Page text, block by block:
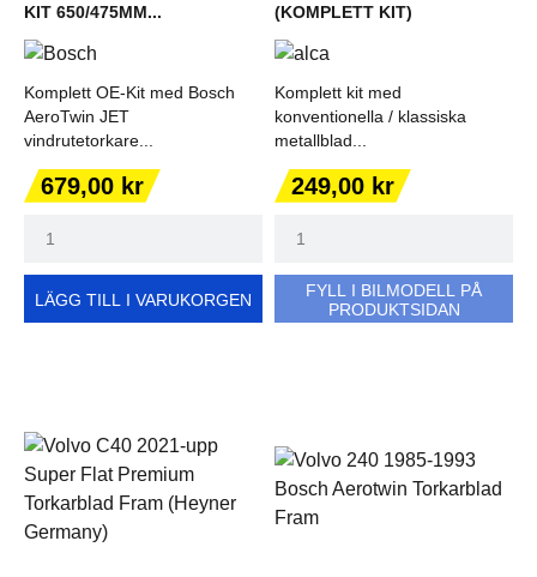
KIT 650/475MM...
Komplett OE-Kit med Bosch
AeroTwin JET
vindrutetorkare...
Pris
679,00 kr
LÄGG TILL I VARUKORGEN
(KOMPLETT KIT)
Komplett kit med
konventionella / klassiska
metallblad...
Pris
249,00 kr
FYLL I BILMODELL PÅ
PRODUKTSIDAN